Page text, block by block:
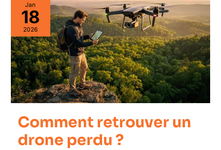
Jan
18
2026
Comment retrouver un
drone perdu ?